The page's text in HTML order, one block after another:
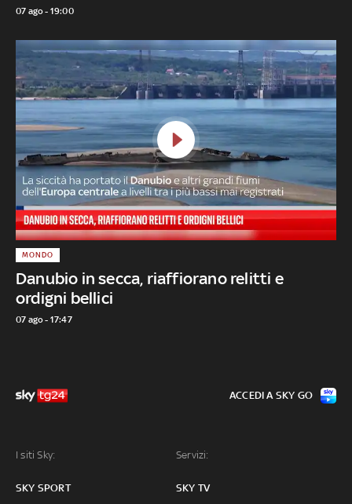
07 ago - 19:00
Danubio in secca, riaffiorano relitti e
ordigni bellici
MONDO
07 ago - 17:47
I siti Sky:
SKY SPORT
Servizi:
SKY TV
ACCEDI A SKY GO